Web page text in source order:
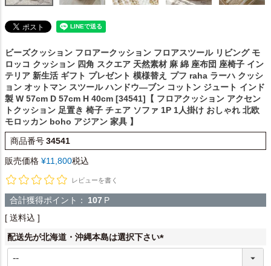
ビーズクッション フロアークッション フロアスツール リビング モ
ロッコ クッション 四角 スクエア 天然素材 麻 綿 座布団 座椅子 イン
テリア 新生活 ギフト プレゼント 模様替え
プフ raha ラーハ クッシ
ョン オットマン スツール ハンドウ―ブン コットン ジュート インド
製 W 57cm D 57cm H 40cm [34541]【 フロアクッション アクセン
トクッション 足置き 椅子 チェア ソファ 1P 1人掛け おしゃれ 北欧
モロッカン boho アジアン 家具 】
商品番号34541
販売価格 ¥11,800税込
レビューを書く
合計獲得ポイント： 107 P
送料込
配送先が北海道・沖縄本島は選択下さい
(